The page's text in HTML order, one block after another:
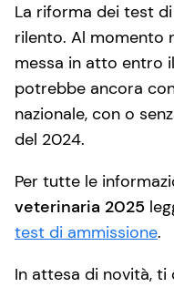
La riforma dei test
rilento. Al momento
messa in atto entro
potrebbe ancora
nazionale, con o
del 2024.
Per tutte le
veterinaria 2025
test di ammissione.
In attesa di novità, ti